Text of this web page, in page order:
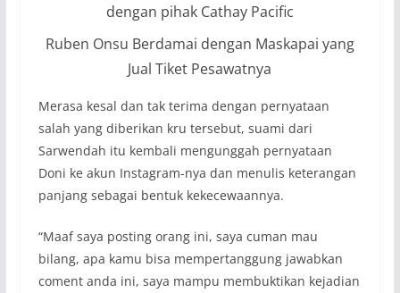
Ruben Onsu Berdamai dengan Maskapai yang
Jual Tiket Pesawatnya
Merasa kesal dan tak terima dengan pernyataan
salah yang diberikan kru tersebut, suami dari
Sarwendah itu kembali mengunggah pernyataan
Doni ke akun Instagram-nya dan menulis keterangan
panjang sebagai bentuk kekecewaannya.
“Maaf saya posting orang ini, saya cuman mau
bilang, apa kamu bisa mempertanggung jawabkan
coment anda ini, saya mampu membuktikan kejadian